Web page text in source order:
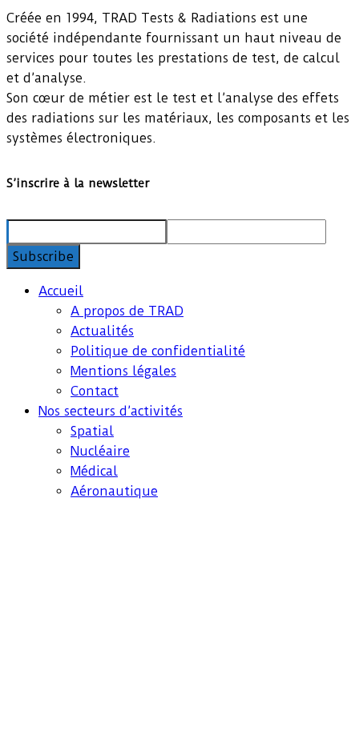
Créée en 1994, TRAD Tests & Radiations est une
société indépendante fournissant un haut niveau de
services pour toutes les prestations de test, de calcul
et d’analyse.
Son cœur de métier est le test et l’analyse des effets
des radiations sur les matériaux, les composants et les
systèmes électroniques.
S’inscrire à la newsletter
Accueil
A propos de TRAD
Actualités
Politique de confidentialité
Mentions légales
Contact
Nos secteurs d’activités
Spatial
Nucléaire
Médical
Aéronautique